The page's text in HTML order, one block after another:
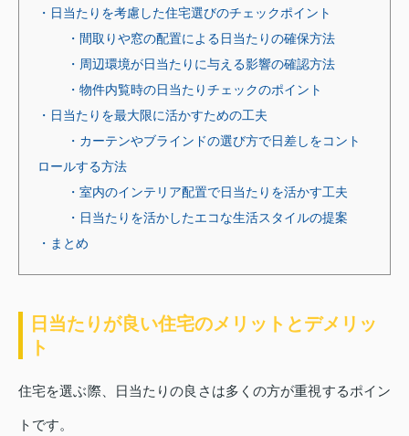
・日当たりを考慮した住宅選びのチェックポイント
・間取りや窓の配置による日当たりの確保方法
・周辺環境が日当たりに与える影響の確認方法
・物件内覧時の日当たりチェックのポイント
・日当たりを最大限に活かすための工夫
・カーテンやブラインドの選び方で日差しをコント
ロールする方法
・室内のインテリア配置で日当たりを活かす工夫
・日当たりを活かしたエコな生活スタイルの提案
・まとめ
日当たりが良い住宅のメリットとデメリッ
ト
住宅を選ぶ際、日当たりの良さは多くの方が重視するポイン
トです。